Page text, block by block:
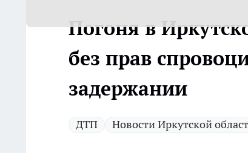
Погоня в
без прав
задержании
ДТП Новости Иркутской